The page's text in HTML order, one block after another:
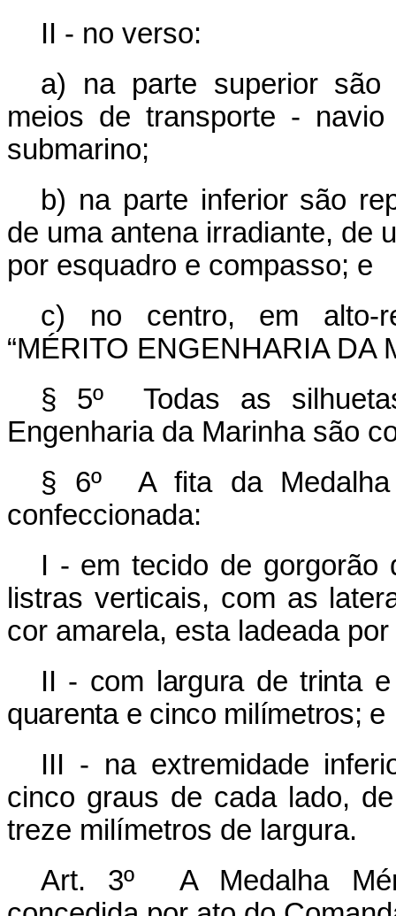
II - no verso:
a) na parte superior são
meios de transporte -
submarino;
b) na parte inferior são
de uma antena irradiante, de
por esquadro e compasso; e
c) no centro, em alto-
“MÉRITO ENGENHARIA DA
§ 5º Todas as
Engenharia da Marinha são
§ 6º A fita da Medalha
confeccionada:
I - em tecido de gorgorão
listras verticais, com as
cor amarela, esta ladeada
II - com largura de trinta
quarenta e cinco milímetros; e
III - na extremidade
cinco graus de cada lado,
treze milímetros de largura.
Art. 3º A Medalha